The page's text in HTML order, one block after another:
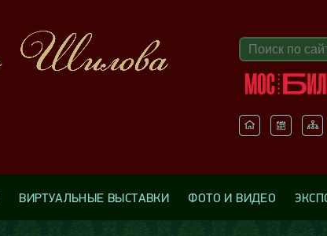
ВИРТУАЛЬНЫЕ ВЫСТАВКИ ФОТО И ВИДЕО